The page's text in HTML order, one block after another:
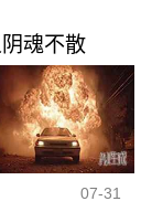
魂不散
07-31